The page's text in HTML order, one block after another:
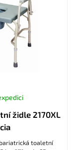
židle 2170XL
toaletní